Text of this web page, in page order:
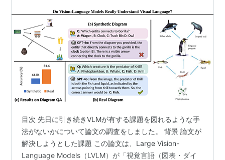
目次 先日に引き続きVLMが有する課題を図れるような手
法がないかについて論文の調査をしました。 背景 論文が
解決しようとした課題 この論文は、Large Vision-
Language Models（LVLM）が「視覚言語（図表・ダイ